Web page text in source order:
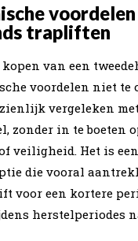
trapliften
van een
voordelen niet te
vergeleken
zonder in te boeten
veiligheid. Het is
die vooral
voor een kortere
herstelperiodes